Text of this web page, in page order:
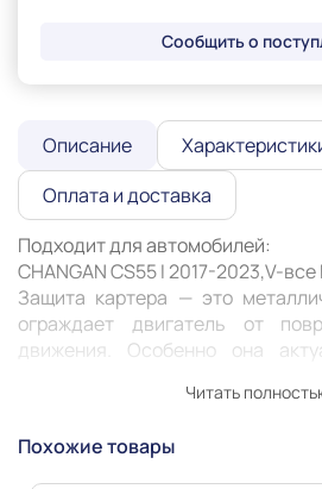
Сообщить о
Описание
Оплата и доставка
Подходит для автомобилей:
CHANGAN CS55 I 2017-2023,V-все
Защита картера — это
ограждает двигатель от
движения. Особенно она
камни. Защита может Читать
Похожие товары